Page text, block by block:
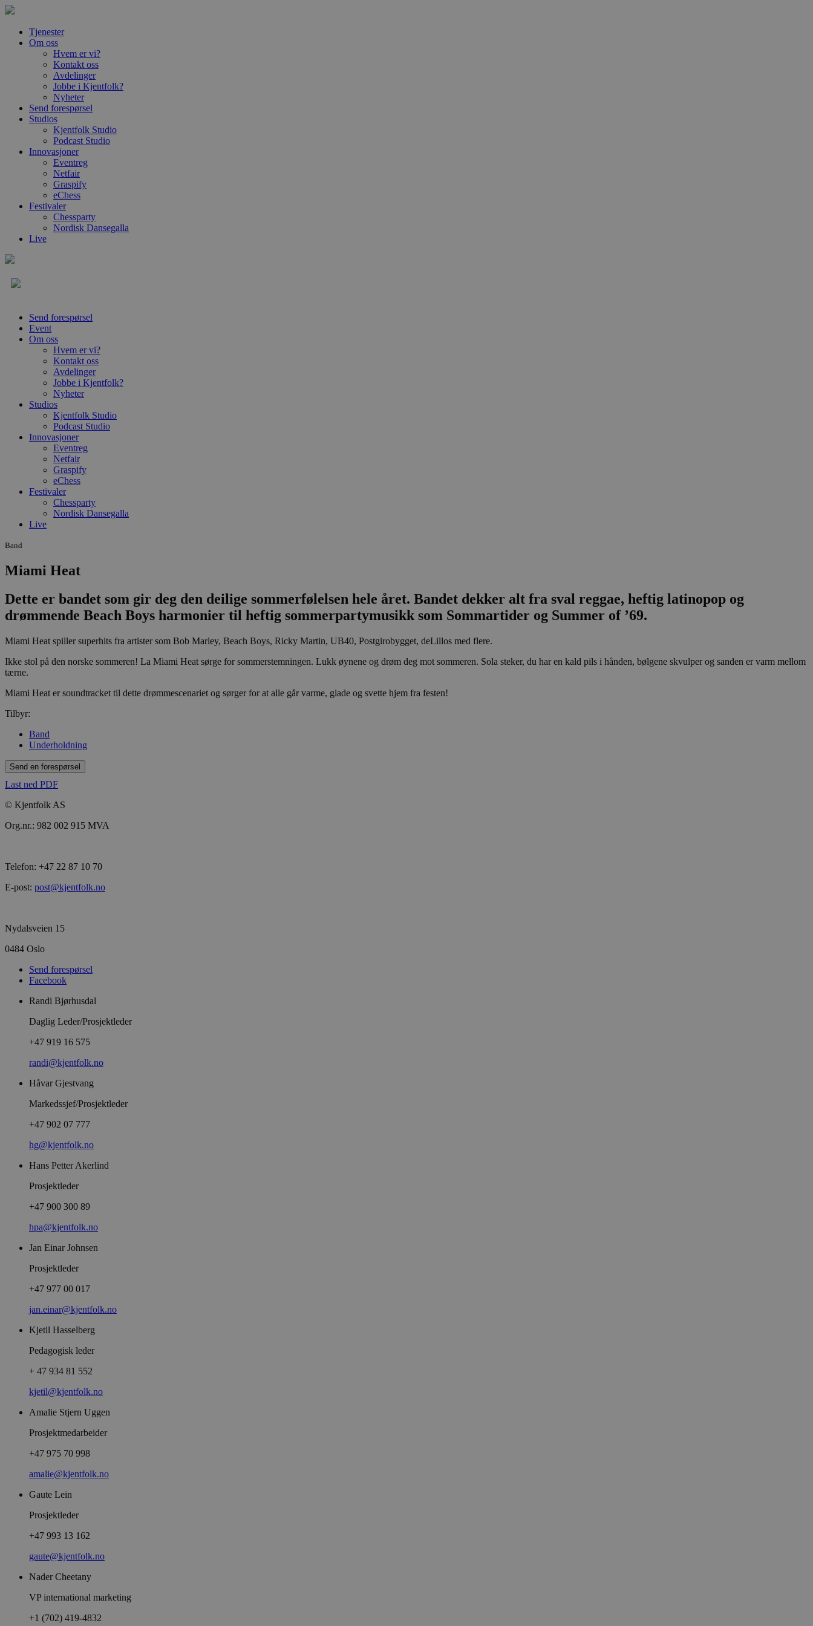
Tjenester
Om oss
Hvem er vi?
Kontakt oss
Avdelinger
Jobbe i Kjentfolk?
Nyheter
Send forespørsel
Studios
Kjentfolk Studio
Podcast Studio
Innovasjoner
Eventreg
Netfair
Graspify
eChess
Festivaler
Chessparty
Nordisk Dansegalla
Live
Send forespørsel
Event
Om oss
Hvem er vi?
Kontakt oss
Avdelinger
Jobbe i Kjentfolk?
Nyheter
Studios
Kjentfolk Studio
Podcast Studio
Innovasjoner
Eventreg
Netfair
Graspify
eChess
Festivaler
Chessparty
Nordisk Dansegalla
Live
Band
Miami Heat
Dette er bandet som gir deg den deilige sommerfølelsen hele året. Bandet dekker alt fra sval reggae, heftig latinopop og
drømmende Beach Boys harmonier til heftig sommerpartymusikk som Sommartider og Summer of ’69.
Miami Heat spiller superhits fra artister som Bob Marley, Beach Boys, Ricky Martin, UB40, Postgirobygget, deLillos med flere.
Ikke stol på den norske sommeren! La Miami Heat sørge for sommerstemningen. Lukk øynene og drøm deg mot sommeren. Sola steker, du har en kald pils i hånden, bølgene skvulper og sanden er varm mellom
tærne.
Miami Heat er soundtracket til dette drømmescenariet og sørger for at alle går varme, glade og svette hjem fra festen!
Tilbyr:
Band
Underholdning
Send en forespørsel
Last ned PDF
© Kjentfolk AS
Org.nr.: 982 002 915 MVA
Telefon: +47 22 87 10 70
E-post: post@kjentfolk.no
Nydalsveien 15
0484 Oslo
Send forespørsel
Facebook
Randi Bjørhusdal
Daglig Leder/Prosjektleder
+47 919 16 575
randi@kjentfolk.no
Håvar Gjestvang
Markedssjef/Prosjektleder
+47 902 07 777
hg@kjentfolk.no
Hans Petter Akerlind
Prosjektleder
+47 900 300 89
hpa@kjentfolk.no
Jan Einar Johnsen
Prosjektleder
+47 977 00 017
jan.einar@kjentfolk.no
Kjetil Hasselberg
Pedagogisk leder
+ 47 934 81 552
kjetil@kjentfolk.no
Amalie Stjern Uggen
Prosjektmedarbeider
+47 975 70 998
amalie@kjentfolk.no
Gaute Lein
Prosjektleder
+47 993 13 162
gaute@kjentfolk.no
Nader Cheetany
VP international marketing
+1 (702) 419-4832